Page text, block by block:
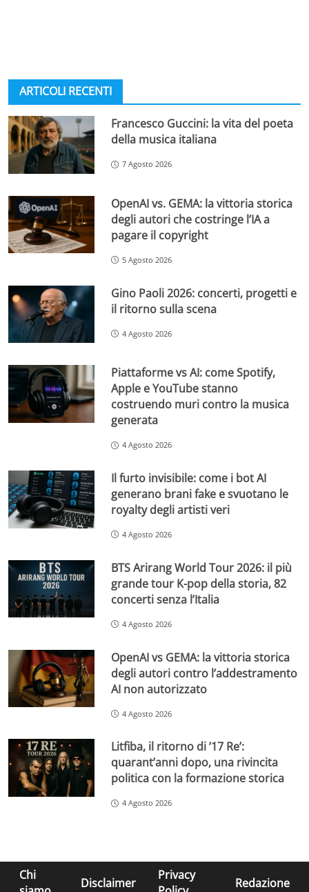
ARTICOLI RECENTI
Francesco Guccini: la vita del poeta
della musica italiana
7 Agosto 2026
OpenAI vs. GEMA: la vittoria storica
degli autori che costringe l’IA a
pagare il copyright
5 Agosto 2026
Gino Paoli 2026: concerti, progetti e
il ritorno sulla scena
4 Agosto 2026
Piattaforme vs AI: come Spotify,
Apple e YouTube stanno
costruendo muri contro la musica
generata
4 Agosto 2026
Il furto invisibile: come i bot AI
generano brani fake e svuotano le
royalty degli artisti veri
4 Agosto 2026
BTS Arirang World Tour 2026: il più
grande tour K-pop della storia, 82
concerti senza l’Italia
4 Agosto 2026
OpenAI vs GEMA: la vittoria storica
degli autori contro l’addestramento
AI non autorizzato
4 Agosto 2026
Litfiba, il ritorno di ’17 Re’:
quarant’anni dopo, una rivincita
politica con la formazione storica
4 Agosto 2026
Chi
Disclaimer
Privacy
Redazione